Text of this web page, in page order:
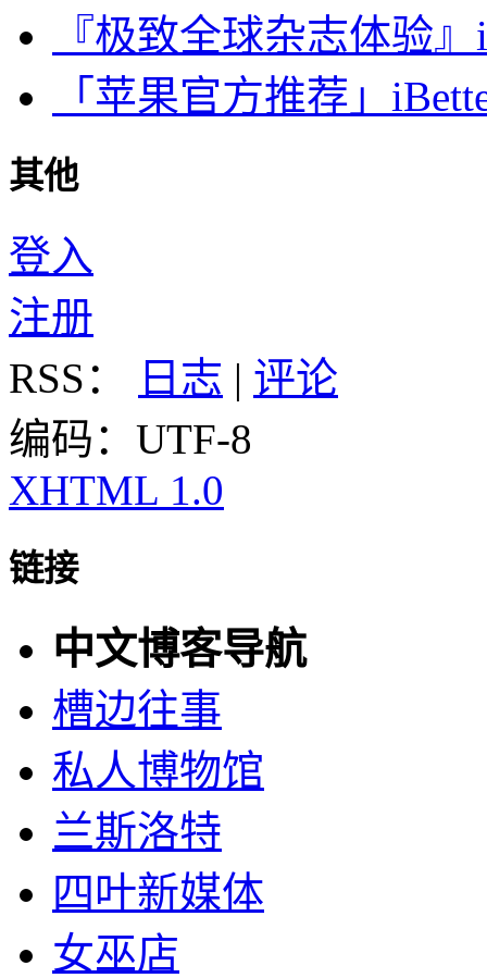
『极致全球杂志体验
「苹果官方推荐」
其他
登入
注册
RSS：
日志 | 评论
编码：UTF-8
XHTML 1.0
链接
中文博客导航
槽边往事
私人博物馆
兰斯洛特
四叶新媒体
女巫店